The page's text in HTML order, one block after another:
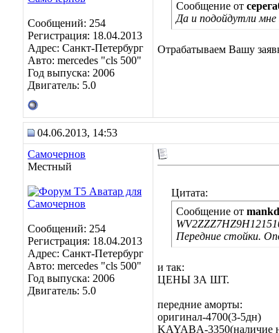
Сообщений: 254
Регистрация: 18.04.2013
Адрес: Санкт-Петербург
Авто: mercedes "cls 500"
Год выпуска: 2006
Двигатель: 5.0
Сообщение от
Да и подойдутли
Отрабатываем Вашу
04.06.2013, 14:53
Самочернов
Местный
Сообщений: 254
Регистрация: 18.04.2013
Адрес: Санкт-Петербург
Авто: mercedes "cls 500"
Год выпуска: 2006
Двигатель: 5.0
Цитата:
Сообщение от
Передние стойки.
и так:
ЦЕНЫ ЗА ШТ.
передние аморты:
оригинал-4700(3-5дн)
KAYABA-3350(наличие